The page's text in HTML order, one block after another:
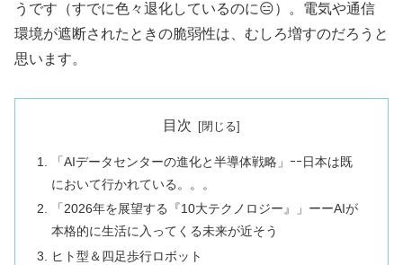
うです（すでに色々退化しているのに😑）。電気や通信
環境が遮断されたときの脆弱性は、むしろ増すのだろうと
思います。
目次
「AIデータセンターの進化と半導体戦略」ｰｰ日本は既
において行かれている。。。
「2026年を展望する『10大テクノロジー』」ーーAIが
本格的に生活に入ってくる未来が近そう
ヒト型＆四足歩行ロボット